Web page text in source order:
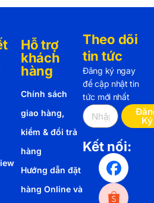
Hỗ trợ
khách
hàng
Chính sách
giao hàng,
kiểm & đổi trả
hàng
Hướng dẫn đặt
hàng Online và
Theo dõi
tin tức
Đăng ký ngay
để cập nhật tin
tức mới nhất
Ký
Kết nối: